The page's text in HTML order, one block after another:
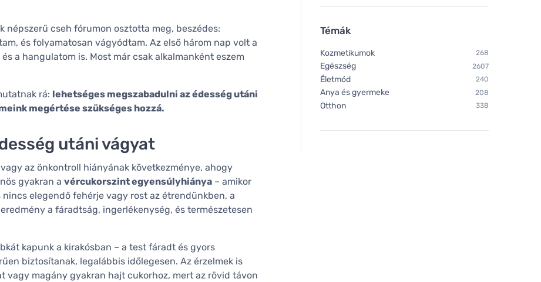
cseh fórumon osztotta meg, beszédes:
és folyamatosan vágyódtam. Az első három nap volt a
a hangulatom is. Most már csak alkalmanként eszem
rá: lehetséges megszabadulni az édesség utáni
megértése szükséges hozzá.
utáni vágyat
az önkontroll hiányának következménye, ahogy
gyakran a vércukorszint egyensúlyhiánya – amikor
elegendő fehérje vagy rost az étrendünkben, a
a fáradtság, ingerlékenység, és természetesen
kapunk a kirakósban – a test fáradt és gyors
biztosítanak, legalábbis időlegesen. Az érzelmek is
vagy magány gyakran hajt cukorhoz, mert az rövid távon
Témák
Kozmetikumok 268
Egészség 2607
Életmód 240
Anya és gyermeke 208
Otthon 338